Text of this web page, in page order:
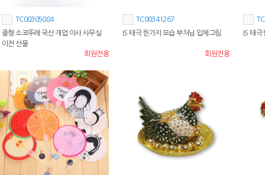
TC00305084
중형 소코뚜레 국산 개업 이사 사무실
이전 선물
회원전용
TC00341267
IS 태극 한가지 모습 부처님 입체그림
회원전용
IS 태극